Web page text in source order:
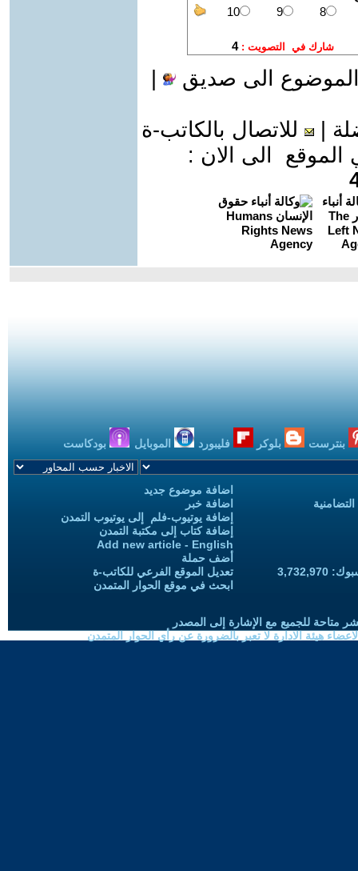
الى صديق
للاتصال بالكاتب-ة
الى الان :
بنترست بلوكر فليبورد الموبايل بودكاست
اضافة موضوع جديد
اضافة خبر
إضافة يوتيوب-فلم إلى يوتيوب التمدن
إضافة كتاب إلى مكتبة التمدن
Add new article - English
أضف حملة
تعديل الموقع الفرعي للكاتب-ة
ابحث في موقع الحوار المتمدن
متاحة للجميع مع الإشارة إلى المصدر
هيئة الادارة لا تعبر بالضرورة عن رأي الحوار المتمدن